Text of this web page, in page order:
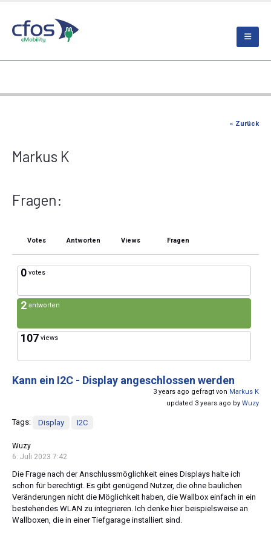
« Zurück
Markus K
Fragen:
Votes Antworten Views Fragen
0 votes
2 antworten
107 views
Kann ein I2C - Display angeschlossen werden
3 years ago gefragt von Markus K
updated 3 years ago by Wuzy
Tags: Display I2C
Wuzy
6. Juli 2023 7:42
Die Frage nach der Anschlussmöglichkeit eines Displays halte ich
schon für berechtigt. Es gibt genügend Nutzer, die ohne baulichen
Veränderungen nicht die Möglichkeit haben, die Wallbox einfach in ein
bestehendes WLAN zu integrieren. Ich denke hier beispielsweise an
Wallboxen, die in einer Tiefgarage installiert sind.